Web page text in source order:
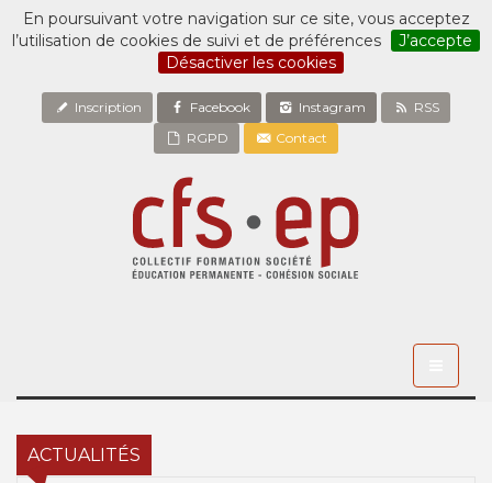
En poursuivant votre navigation sur ce site, vous acceptez
l’utilisation de cookies de suivi et de préférences
J’accepte
Désactiver les cookies
Inscription Facebook Instagram
RSS
RGPD
Contact
ACTUALITÉS